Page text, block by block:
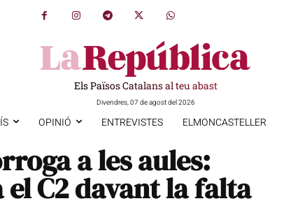
Els Països Catalans al teu abast
Divendres, 07 de agost del 2026
OPINIÓ ENTREVISTES ELMONCASTELLER
a les aules:
C2 davant la falta